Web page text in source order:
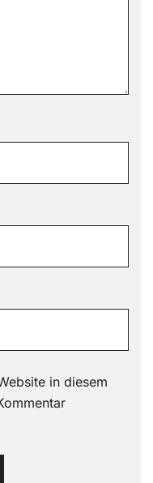
in diesem